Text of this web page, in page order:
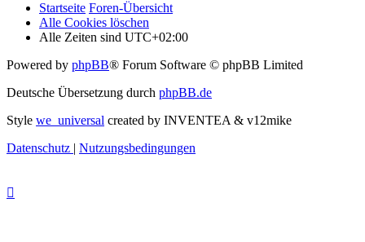
Startseite Foren-Übersicht
Alle Cookies löschen
Alle Zeiten sind UTC+02:00
Powered by phpBB® Forum Software © phpBB Limited
Deutsche Übersetzung durch phpBB.de
Style we_universal created by INVENTEA & v12mike
Datenschutz | Nutzungsbedingungen